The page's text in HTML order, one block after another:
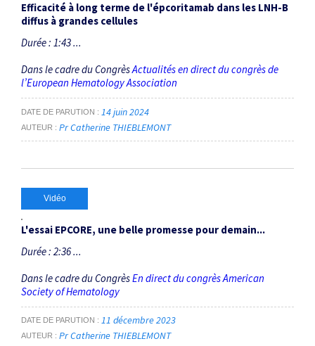
Efficacité à long terme de l'épcoritamab dans les LNH-B
diffus à grandes cellules
Durée : 1:43 ...
Dans le cadre du CongrèsActualités en direct du congrès de
l’European Hematology Association
DATE DE PARUTION 14 juin 2024
AUTEUR Pr Catherine THIEBLEMONT
Vidéo
L'essai EPCORE, une belle promesse pour demain...
Durée : 2:36 ...
Dans le cadre du CongrèsEn direct du congrès American
Society of Hematology
DATE DE PARUTION 11 décembre 2023
AUTEUR Pr Catherine THIEBLEMONT